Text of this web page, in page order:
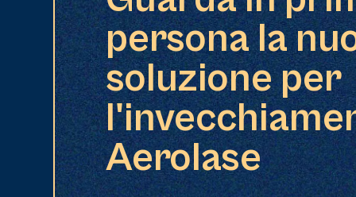
persona la
soluzione per
Aerolase